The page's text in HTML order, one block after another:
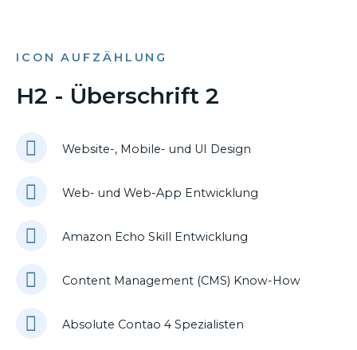
ICON AUFZÄHLUNG
H2 - Überschrift 2
Website-, Mobile- und UI Design
Web- und Web-App Entwicklung
Amazon Echo Skill Entwicklung
Content Management (CMS) Know-How
Absolute Contao 4 Spezialisten